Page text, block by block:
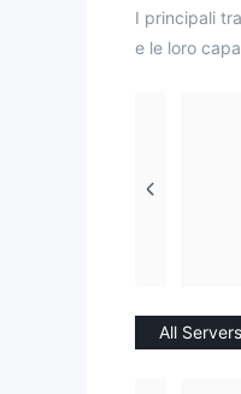
I principali
e le loro
All